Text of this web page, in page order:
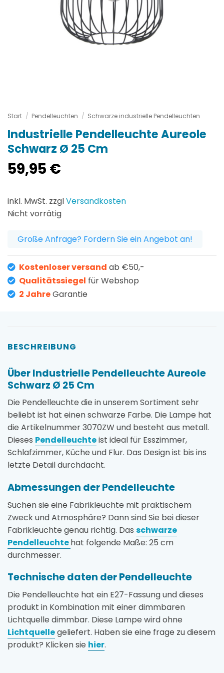
Start / Pendelleuchten / Schwarze industrielle Pendelleuchten
Industrielle Pendelleuchte Aureole
Schwarz Ø 25 Cm
59,95 €
inkl. MwSt. zzglVersandkosten
Nicht vorrätig
Große Anfrage? Fordern Sie ein Angebot an!
Kostenloser versand ab €50,-
Qualitätssiegel für Webshop
2 JahreGarantie
BESCHREIBUNG
Über Industrielle Pendelleuchte Aureole
Schwarz Ø 25 Cm
Die Pendelleuchte die in unserem Sortiment sehr
beliebt ist hat einen schwarze Farbe. Die Lampe hat
die Artikelnummer 3070ZW und besteht aus metall.
Dieses Pendelleuchteist ideal für Esszimmer,
Schlafzimmer, Küche und Flur. Das Design ist bis ins
letzte Detail durchdacht.
Abmessungen der Pendelleuchte
Suchen sie eine Fabrikleuchte mit praktischem
Zweck und Atmosphäre? Dann sind Sie bei dieser
Fabrikleuchte genau richtig. Das schwarze
Pendelleuchtehat folgende Maße: 25 cm
durchmesser.
Technische daten der Pendelleuchte
Die Pendelleuchte hat ein E27-Fassung und dieses
produkt in Kombination mit einer dimmbaren
Lichtquelle dimmbar. Diese Lampe wird ohne
Lichtquellegeliefert. Haben sie eine frage zu diesem
produkt? Klicken sie hier.